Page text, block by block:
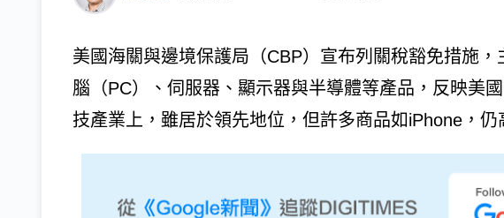
美國海關與邊境保護局（CBP）宣布列關稅豁免措施
腦（PC）、伺服器、顯示器與半導體等產品，反映美
技產業上，雖居於領先地位，但許多商品如iPhone，仍